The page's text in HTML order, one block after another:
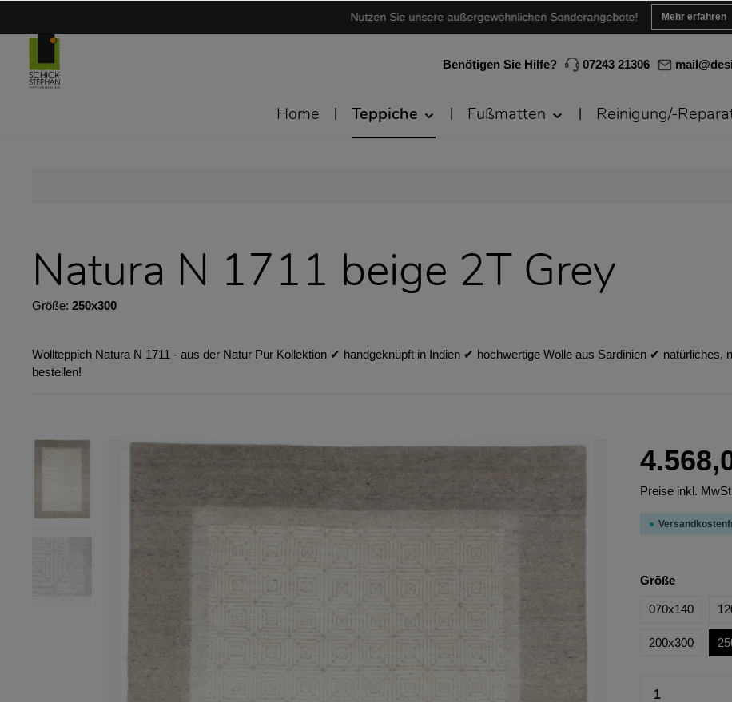
Nutzen Sie unsere außergewöhnlichen Sonderangebote! Mehr erfahren
Benötigen Sie Hilfe? 07243 21306
Home Teppiche Fußmatten Reinigung/-
Natura N 1711 beige 2T Grey
Größe: 250x300
Wollteppich Natura N 1711 - aus der Natur Pur Kollektion ✔︎ handgeknüpft in Indien ✔︎ hochwertige Wolle aus Sardinien ✔︎
bestellen!
Preise inkl.
Größe
070x140
200x300